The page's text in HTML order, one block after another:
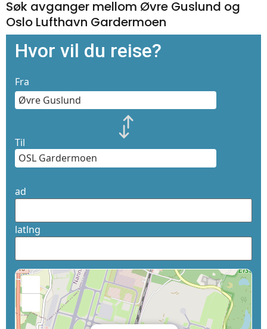
Søk avganger mellom Øvre Guslund og
Oslo Lufthavn Gardermoen
Hvor vil du reise?
Fra
Til
ad
latlng